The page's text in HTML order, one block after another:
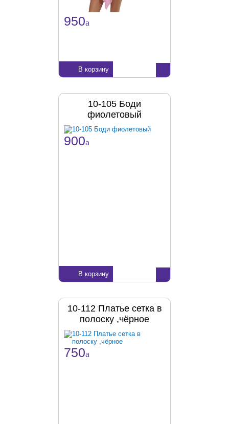
950a
В корзину
10-105 Боди
фиолетовый
900a
В корзину
10-112 Платье сетка в
полоску ,чёрное
750a